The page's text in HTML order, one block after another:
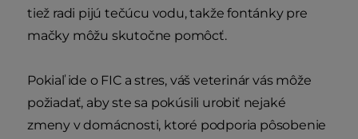
tiež radi pijú tečúcu vodu, takže fontánky pre
mačky môžu skutočne pomôcť.
Pokiaľ ide o FIC a stres, váš veterinár vás môže
požiadať, aby ste sa pokúsili urobiť nejaké
zmeny v domácnosti, ktoré podporia pôsobenie